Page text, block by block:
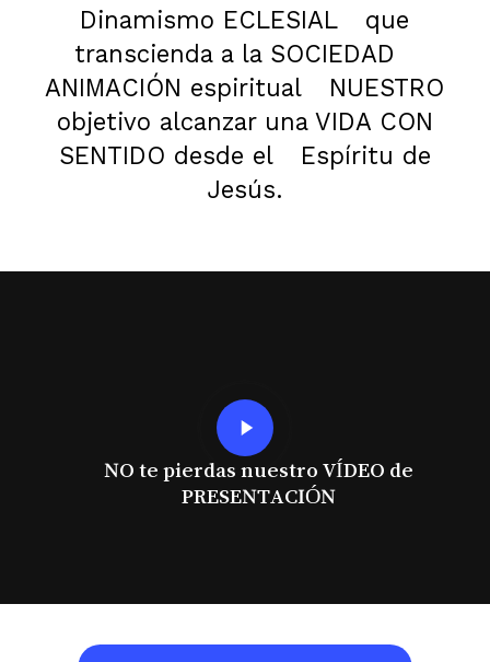
Dinamismo ECLESIAL
que
transcienda a la SOCIEDAD
ANIMACIÓN espiritual
NUESTRO
objetivo alcanzar una VIDA CON
SENTIDO desde el
Espíritu de
Jesús.
Play
Video
NO te pierdas nuestro VÍDEO de
PRESENTACIÓN